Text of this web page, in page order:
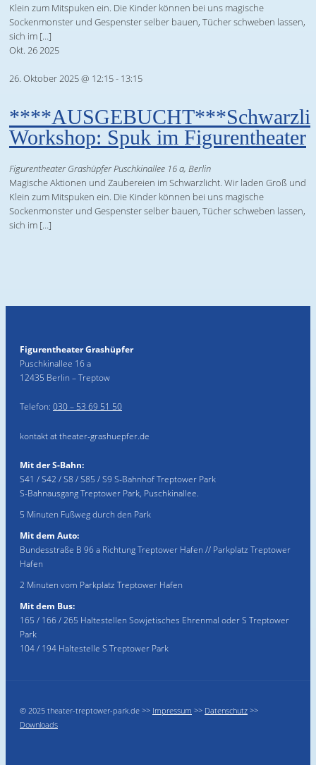
Klein zum Mitspuken ein. Die Kinder können bei uns magische
Sockenmonster und Gespenster selber bauen, Tücher schweben lassen,
sich im […]
Okt. 262025
26. Oktober 2025 @ 12:15- 13:15
Workshop: Spuk im Figurentheater
Figurentheater GrashüpferPuschkinallee 16 a, Berlin
Magische Aktionen und Zaubereien im Schwarzlicht. Wir laden Groß und
Klein zum Mitspuken ein. Die Kinder können bei uns magische
Sockenmonster und Gespenster selber bauen, Tücher schweben lassen,
sich im […]
Figurentheater Grashüpfer
Puschkinallee 16 a
12435 Berlin – Treptow
Telefon: 030 – 53 69 51 50
kontakt at theater-grashuepfer.de
Mit der S-Bahn:
S41 / S42 / S8 / S85 / S9 S-Bahnhof Treptower Park
S-Bahnausgang Treptower Park, Puschkinallee.
5 Minuten Fußweg durch den Park
Mit dem Auto:
Bundesstraße B 96 a Richtung Treptower Hafen // Parkplatz Treptower
Hafen
2 Minuten vom Parkplatz Treptower Hafen
Mit dem Bus:
165 / 166 / 265 Haltestellen Sowjetisches Ehrenmal oder S Treptower
Park
104 / 194 Haltestelle S Treptower Park
© 2025 theater-treptower-park.de >> Impressum >> Datenschutz >>
Downloads